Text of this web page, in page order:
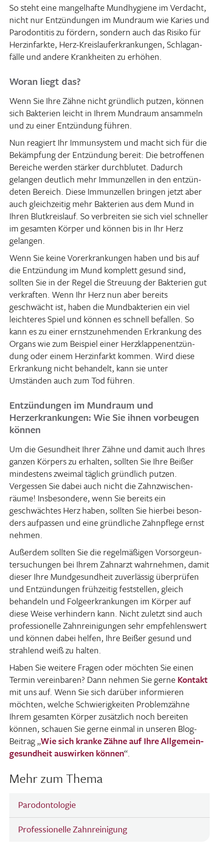
So steht eine mangel­hafte Mund­hy­giene im Verdacht,
nicht nur Entzün­dungen im Mund­raum wie Karies und
Parodon­titis zu fördern, sondern auch das Risiko für
Herz­in­farkte, Herz-Kreis­lauf­erkran­kungen, Schlag­an­
fälle und andere Krank­heiten zu erhöhen.
Woran liegt das?
Wenn Sie Ihre Zähne nicht gründ­lich putzen, können
sich Bakte­rien leicht in Ihrem Mund­raum ansam­meln
und zu einer Entzün­dung führen.
Nun reagiert Ihr Immun­system und macht sich für die
Bekämp­fung der Entzün­dung bereit: Die betrof­fenen
Bereiche werden stärker durch­blutet. Dadurch
gelangen deut­lich mehr Immun­zellen in den entzün­
deten Bereich. Diese Immun­zellen bringen jetzt aber
auch gleich­zeitig mehr Bakte­rien aus dem Mund in
Ihren Blut­kreis­lauf. So verbreiten sie sich viel schneller
im gesamten Körper und können bis in Ihr Herz
gelangen.
Wenn Sie keine Vorer­kran­kungen haben und bis auf
die Entzün­dung im Mund komplett gesund sind,
sollten Sie in der Regel die Streuung der Bakte­rien gut
verkraften. Wenn Ihr Herz nun aber bereits
geschwächt ist, haben die Mund­bak­te­rien ein viel
leich­teres Spiel und können es schnell befallen. So
kann es zu einer ernst­zu­neh­menden Erkran­kung des
Organs wie zum Beispiel einer Herz­klap­pen­ent­zün­
dung oder einem Herz­in­farkt kommen. Wird diese
Erkran­kung nicht behan­delt, kann sie unter
Umständen auch zum Tod führen.
Entzündungen im Mundraum und
Herzerkrankungen: Wie Sie ihnen vorbeugen
können
Um die Gesund­heit Ihrer Zähne und damit auch Ihres
ganzen Körpers zu erhalten, sollten Sie Ihre Beißer
mindes­tens zweimal täglich gründ­lich putzen.
Vergessen Sie dabei auch nicht die Zahn­zwi­schen­
räume! Insbe­son­dere, wenn Sie bereits ein
geschwächtes Herz haben, sollten Sie hierbei beson­
ders aufpassen und eine gründ­liche Zahn­pflege ernst
nehmen.
Außerdem sollten Sie die regel­mä­ßigen Vorsor­ge­un­
ter­su­chungen bei Ihrem Zahn­arzt wahr­nehmen, damit
dieser Ihre Mund­ge­sund­heit zuver­lässig über­prüfen
und Entzün­dungen früh­zeitig fest­stellen, gleich
behan­deln und Folge­er­kran­kungen im Körper auf
diese Weise verhin­dern kann. Nicht zuletzt sind auch
profes­sio­nelle Zahn­rei­ni­gungen sehr empfeh­lens­wert
und können dabei helfen, Ihre Beißer gesund und
strah­lend weiß zu halten.
Haben Sie weitere Fragen oder möchten Sie einen
Termin verein­baren? Dann nehmen Sie gerne Kontakt
mit uns auf. Wenn Sie sich darüber infor­mieren
möchten, welche Schwie­rig­keiten Problem­zähne
Ihrem gesamten Körper zusätz­lich noch bereiten
können, schauen Sie gerne einmal in unseren Blog-
Beitrag „Wie sich kranke Zähne auf Ihre Allge­mein­
ge­sund­heit auswirken können“.
Mehr zum Thema
Parodontologie
Professionelle Zahnreinigung